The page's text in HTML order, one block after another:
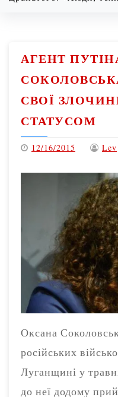
АГЕНТ
СВОЇ
СТАТУСОМ
12/16/2015 Lev
Оксана
російських
Луганщині у
до неї додому